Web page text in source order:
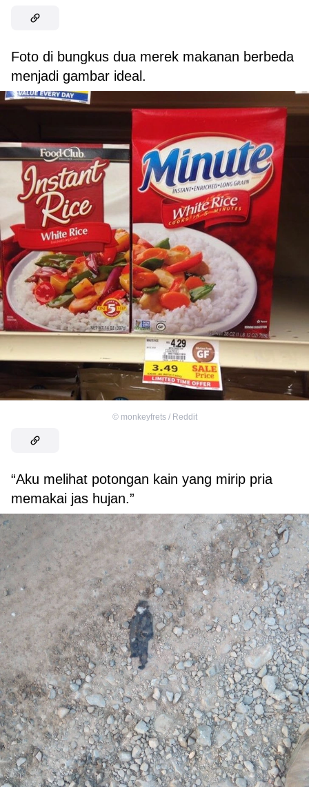
Foto di bungkus dua merek makanan berbeda
menjadi gambar ideal.
© monkeyfrets / Reddit
“Aku melihat potongan kain yang mirip pria
memakai jas hujan.”